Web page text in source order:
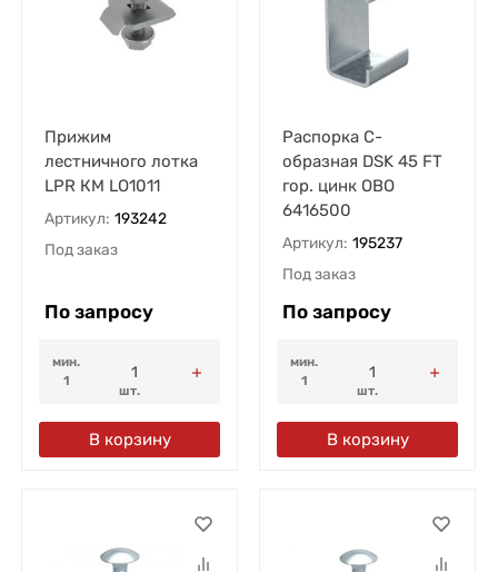
Прижим
лестничного лотка
LPR КМ LO1011
Артикул: 193242
Под заказ
По запросу
мин.
1
шт.
В корзину
Распорка С-
образная DSK 45 FT
гор. цинк OBO
6416500
Артикул: 195237
Под заказ
По запросу
мин.
1
шт.
В корзину